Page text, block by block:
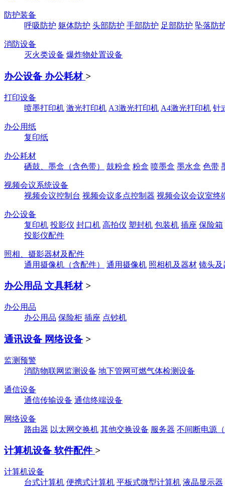
防护装备
呼吸防护 躯体防护 头部防护 手部防护 足部防护 坠落防
消防设备
灭火类设备 爆炸物处置设备
办公设备 办公耗材 >
打印设备
喷墨打印机 激光打印机 A3激光打印机 A4激光打印机 针
办公用纸
复印纸
办公耗材
硒鼓、墨盒（含色带）
鼓粉盒 粉盒 喷墨盒 墨水盒 色带
视频会议系统设备
视频会议控制台 视频会议多点控制器 视频会议会议室终
办公设备
复印机 投影仪 封口机 高拍仪 塑封机 包装机 插座 保险箱
投影仪配件
照相、摄影器材及配件
通用摄像机（含配件）
通用摄像机 照相机及器材 镜头及
办公用品 文具耗材 >
办公用品
办公用品 保险柜 插座 点钞机
通讯设备 网络设备 >
监测预警
消防物联网监测设备 地下管网可燃气体检测设备
通信设备
通信传输设备 通信终端设备
网络设备
路由器 以太网交换机 其他交换设备 服务器 不间断电源
计算机设备 软件配件 >
计算机设备
台式计算机 便携式计算机 平板式微型计算机 液晶显示器